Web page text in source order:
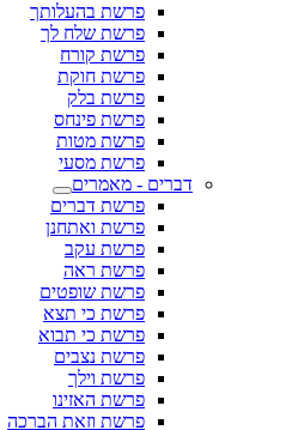
פרשת בהעלותך
פרשת שלח לך
פרשת קורח
פרשת חוקת
פרשת בלק
פרשת פינחס
פרשת מטות
פרשת מסעי
דברים - מאמרים
פרשת דברים
פרשת ואתחנן
פרשת עקב
פרשת ראה
פרשת שופטים
פרשת כי תצא
פרשת כי תבוא
פרשת נצבים
פרשת וילך
פרשת האזינו
פרשת וזאת הברכה